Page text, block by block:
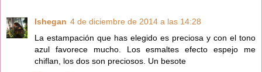
Ishegan 4 de diciembre de 2014 a las 14:28
La estampación que has elegido es preciosa y con el tono
azul favorece mucho. Los esmaltes efecto espejo me
chiflan, los dos son preciosos. Un besote